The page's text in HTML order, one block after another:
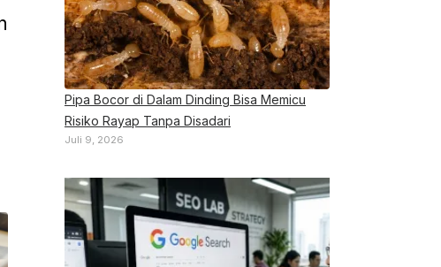
Pipa Bocor di Dalam Dinding Bisa Memicu
Risiko Rayap Tanpa Disadari
Juli 9, 2026